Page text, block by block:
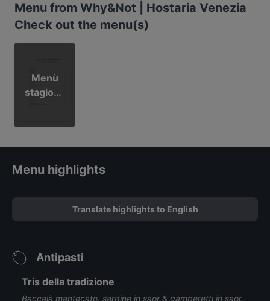
Menu from Why&Not | Hostaria Venezia
Check out the menu(s)
Menù
stagiona
Menu highlights
Translate highlights to English
Antipasti
Tris della tradizione
Baccalà mantecato, sardine in saor & gamberetti in saor